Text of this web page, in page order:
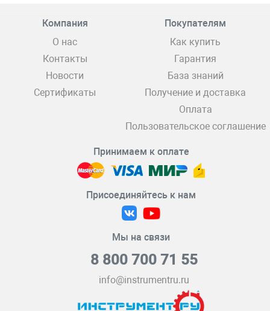
Компания
О нас
Контакты
Новости
Сертификаты
Покупателям
Как купить
Гарантия
База знаний
Получение и доставка
Оплата
Пользовательское соглашение
Принимаем к оплате
Присоединяйтесь к нам
Мы на связи
8 800 700 71 55
info@instrumentru.ru